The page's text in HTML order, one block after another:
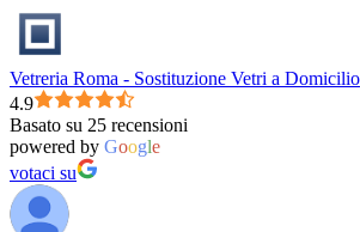
Vetreria Roma - Sostituzione Vetri a Domicilio
4.9
Basato su 25 recensioni
powered by Google
votaci su